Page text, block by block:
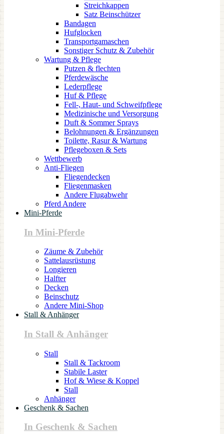
Streichkappen
Satz Beinschützer
Bandagen
Hufglocken
Transportgamaschen
Sonstiger Schutz & Zubehör
Wartung & Pflege
Putzen & flechten
Pferdewäsche
Lederpflege
Huf & Pflege
Fell-, Haut- und Schweifpflege
Medizinische und Versorgung
Duft & Sommer Sprays
Belohnungen & Ergänzungen
Toilette, Rasur & Wartung
Pflegeboxen & Sets
Wettbewerb
Anti-Fliegen
Fliegendecken
Fliegenmasken
Andere Flugabwehr
Pferd Andere
Mini-Pferde
In Mini-Pferde
Zäume & Zubehör
Sattelausrüstung
Longieren
Halfter
Decken
Beinschutz
Andere Mini-Shop
Stall & Anhänger
In Stall & Anhänger
Stall
Stall & Tackroom
Stabile Laster
Hof & Wiese & Koppel
Stall
Anhänger
Geschenk & Sachen
In Geschenk & Sachen